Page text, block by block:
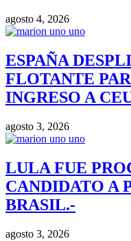
agosto 4, 2026
ESPAÑA
FLOTANTE
INGRESO A
agosto 3, 2026
LULA FUE
CANDIDATO A
BRASIL.-
agosto 3, 2026